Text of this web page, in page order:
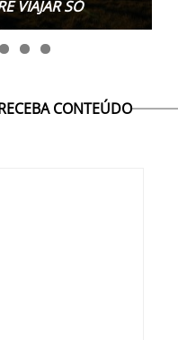
VIAJAR SÓ
CONTEÚDO